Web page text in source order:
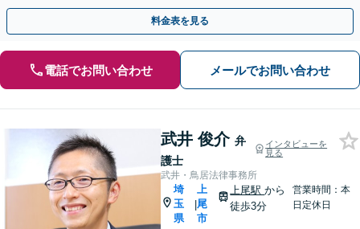
K】オンライン相談もできます
料金表を見る
電話でお問い合わせ メールでお問い合わせ
武井 俊介 弁
護士
インタビューを
見る
武井・鳥居法律事務所
埼
玉
県
|
上
尾
市
上尾駅から
徒歩3分
営業時間：本
日定休日